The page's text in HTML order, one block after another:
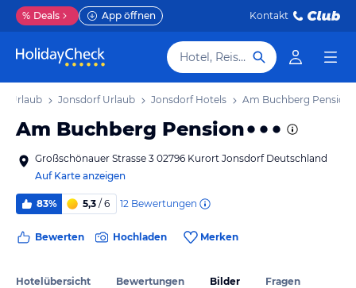
% Deals App öffnen Kontakt
Hotel, Reiseziel
Urlaub Jonsdorf Urlaub Jonsdorf Hotels Am Buchberg Pension
Am Buchberg Pension
Großschönauer Strasse 3 02796 Kurort Jonsdorf Deutschland
Auf Karte anzeigen
83% 5,3 / 6 12 Bewertungen
Bewerten Hochladen Merken
Hotelübersicht Bewertungen Bilder Fragen